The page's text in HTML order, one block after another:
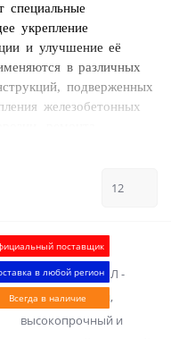
специальные
укрепление
и улучшение её
в различных
подверженных
железобетонных
от состава
и многокомпонентными
рядом
поставщик
в любой регион
Всегда в наличие